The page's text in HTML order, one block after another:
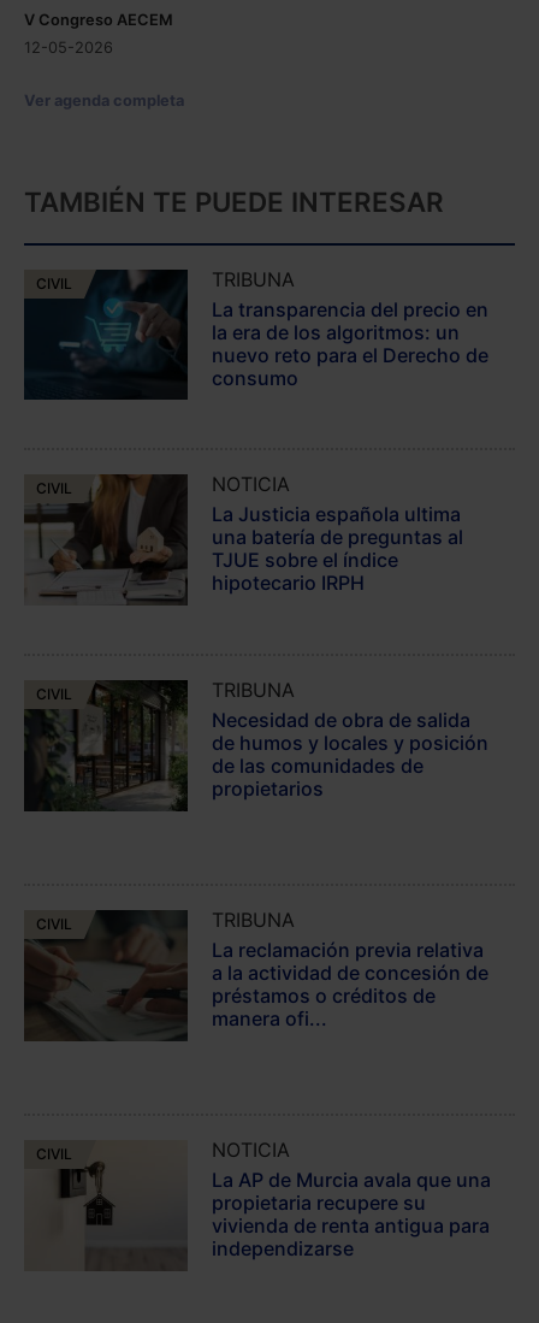
V Congreso AECEM
12-05-2026
Ver agenda completa
TAMBIÉN TE PUEDE INTERESAR
CIVIL
TRIBUNA
La transparencia del precio en
la era de los algoritmos: un
nuevo reto para el Derecho de
consumo
CIVIL
NOTICIA
La Justicia española ultima
una batería de preguntas al
TJUE sobre el índice
hipotecario IRPH
CIVIL
TRIBUNA
Necesidad de obra de salida
de humos y locales y posición
de las comunidades de
propietarios
CIVIL
TRIBUNA
La reclamación previa relativa
a la actividad de concesión de
préstamos o créditos de
manera ofi...
CIVIL
NOTICIA
La AP de Murcia avala que una
propietaria recupere su
vivienda de renta antigua para
independizarse